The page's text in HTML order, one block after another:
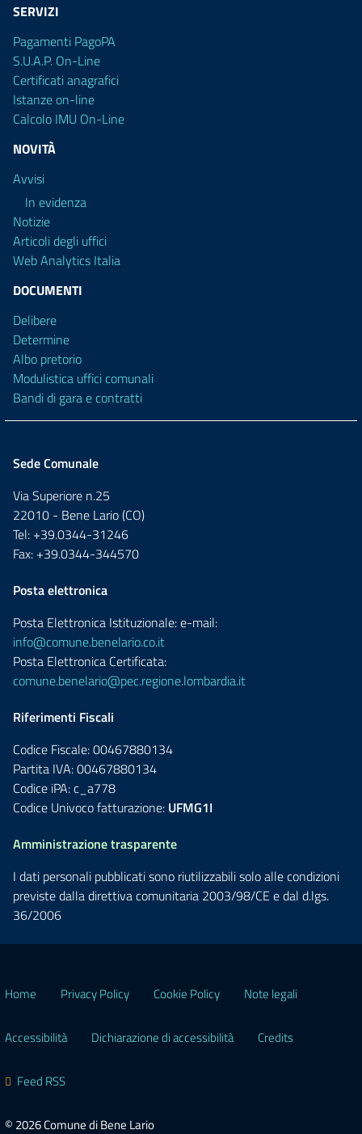
SERVIZI
Pagamenti PagoPA
S.U.A.P. On-Line
Certificati anagrafici
Istanze on-line
Calcolo IMU On-Line
NOVITÀ
Avvisi
In evidenza
Notizie
Articoli degli uffici
Web Analytics Italia
DOCUMENTI
Delibere
Determine
Albo pretorio
Modulistica uffici comunali
Bandi di gara e contratti
Sede Comunale
Via Superiore n.25
22010 - Bene Lario (CO)
Tel: +39.0344-31246
Fax: +39.0344-344570
Posta elettronica
Posta Elettronica Istituzionale: e-mail:
info@comune.benelario.co.it
Posta Elettronica Certificata:
comune.benelario@pec.regione.lombardia.it
Riferimenti Fiscali
Codice Fiscale: 00467880134
Partita IVA: 00467880134
Codice iPA: c_a778
Codice Univoco fatturazione: UFMG1I
Amministrazione trasparente
I dati personali pubblicati sono riutilizzabili solo alle condizioni
previste dalla direttiva comunitaria 2003/98/CE e dal d.lgs.
36/2006
Home Privacy Policy Cookie Policy Note legali
Accessibilità Dichiarazione di accessibilità Credits
Feed RSS
© 2026 Comune di Bene Lario